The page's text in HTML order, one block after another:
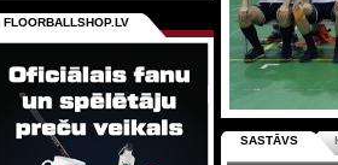
SASTĀVS
FLOORBALLSHOP.LV